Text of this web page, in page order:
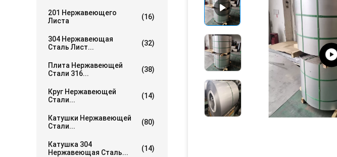
201 Нержавеющего
Листа
(16)
304 Нержавеющая
Сталь Лист...
(32)
Плита Нержавеющей
Стали 316...
(38)
Круг Нержавеющей
Стали...
(14)
Катушки Нержавеющей
Стали...
(80)
Катушка 304
Нержавеющая Сталь...
(14)